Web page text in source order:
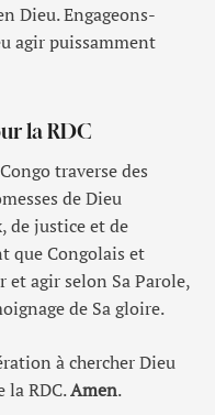
Dieu. Engageons-
agir puissamment
la RDC
traverse des
de Dieu
de justice et de
que Congolais et
agir selon Sa Parole,
de Sa gloire.
à chercher Dieu
la RDC.Amen.